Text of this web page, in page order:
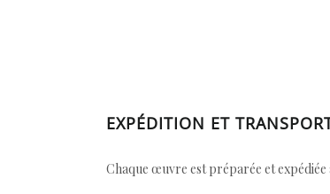
EXPÉDITION ET
Chaque œuvre est préparée et